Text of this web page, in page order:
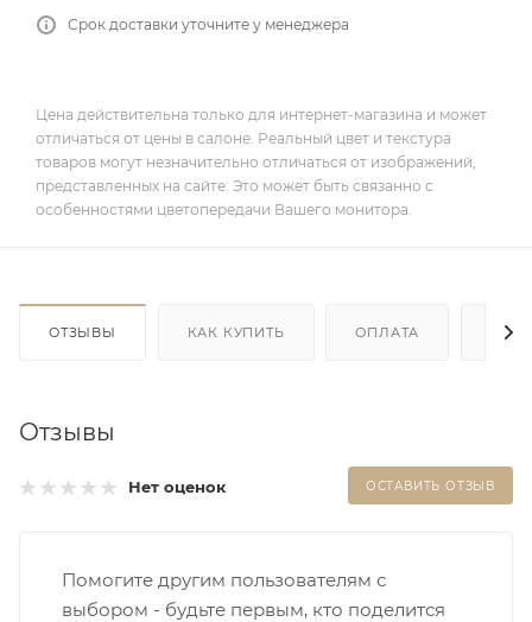
Срок доставки уточните у менеджера
Цена действительна только для интернет-магазина и может
отличаться от цены в салоне. Реальный цвет и текстура
товаров могут незначительно отличаться от изображений,
представленных на сайте. Это может быть связанно с
особенностями цветопередачи Вашего монитора.
ОТЗЫВЫ КАК КУПИТЬ ОПЛАТА
Отзывы
Нет оценок ОСТАВИТЬ ОТЗЫВ
Помогите другим пользователям с
выбором - будьте первым, кто поделится